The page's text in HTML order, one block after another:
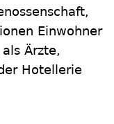
Einwohner
Ärzte,
Hotellerie